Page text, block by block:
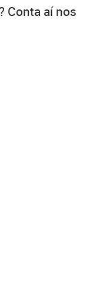
Conta aí nos